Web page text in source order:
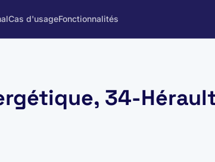
Cas d'usageFonctionnalités
34-